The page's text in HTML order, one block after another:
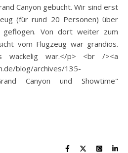
Canyon gebucht. Wir sind erst
(für rund 20 Personen) über
geflogen. Von dort weiter zum
vom Flugzeug war grandios.
wackelig war.</p> <br /><a
blog/archives/135-
Canyon und Showtime"